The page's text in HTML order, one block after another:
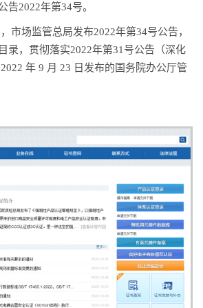
告2022年第34号。
市场监管总局发布2022年第34号公告，
录，贯彻落实2022年第31号公告（深化
年 9 月 23 日发布的国务院办公厅管